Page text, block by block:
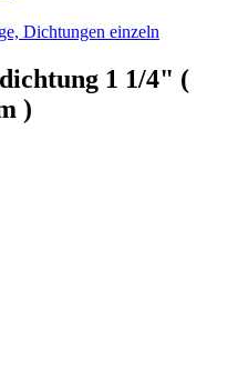
Dichtungen einzeln
1 1/4" (
)